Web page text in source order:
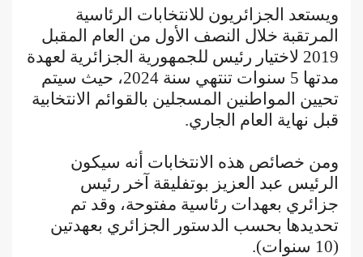
ويستعد الجزائريون للانتخابات الرئاسية
المرتقبة خلال النصف الأول من العام المقبل
2019 لاختيار رئيس للجمهورية الجزائرية لعهدة
مدتها 5 سنوات تنتهي سنة 2024، حيث سيتم
تحيين المواطنين المسجلين بالقوائم الانتخابية
قبل نهاية العام الجاري.
ومن خصائص هذه الانتخابات أنه سيكون
الرئيس عبد العزيز بوتفليقة آخر رئيس
جزائري بعهدات رئاسية مفتوحة، وقد تم
تحديدها بحسب الدستور الجزائري بعهدتين
(10 سنوات).